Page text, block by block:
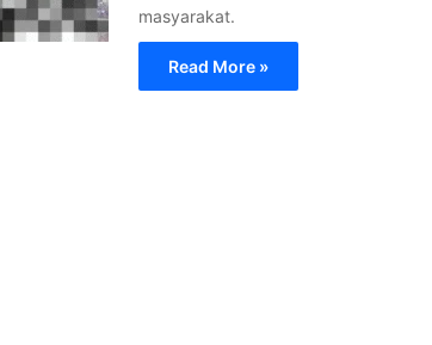
masyarakat.
Read More »